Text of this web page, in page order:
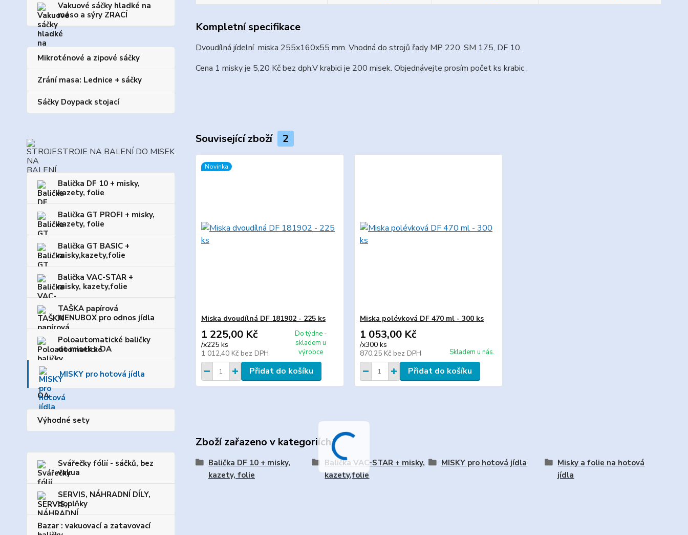
Vakuové sáčky hladké na
maso a sýry ZRACÍ
Mikroténové a zipové sáčky
Zrání masa: Lednice + sáčky
Sáčky Doypack stojací
STROJE NA BALENÍ DO MISEK
Balička DF 10 + misky,
kazety, folie
Balička GT PROFI + misky,
kazety, folie
Balička GT BASIC +
misky,kazety,folie
Balička VAC-STAR +
misky, kazety,folie
TAŠKA papírová
MENUBOX pro odnos jídla
Poloautomatické baličky
do misek s OA
MISKY pro hotová jídla
Výhodné sety
Svářečky fólií - sáčků, bez
vakua
SERVIS, NÁHRADNÍ DÍLY,
doplňky
Bazar : vakuovací a zatavovací
Kompletní specifikace
Dvoudílná jídelní miska 255x160x55 mm. Vhodná do strojů řady MP 220, SM 175, DF 10.
Cena 1 misky je 5,20 Kč bez dph.V krabici je 200 misek. Objednávejte prosím počet ks krabic .
Související zboží 2
Novinka
Miska dvoudílná DF 181902 - 225 ks
1 225,00 Kč
/x225 ks
1 012,40 Kč bez DPH
Do týdne -
skladem u
výrobce
Přidat do košíku
Miska polévková DF 470 ml - 300 ks
1 053,00 Kč
/x300 ks
870,25 Kč bez DPH Skladem u nás.
Přidat do košíku
Zboží zařazeno v kategoriích
Balička DF 10 + misky,
kazety, folie
Balička VAC-STAR + misky,
kazety,folie
MISKY pro hotová jídla
Misky a folie na hotová
jídla